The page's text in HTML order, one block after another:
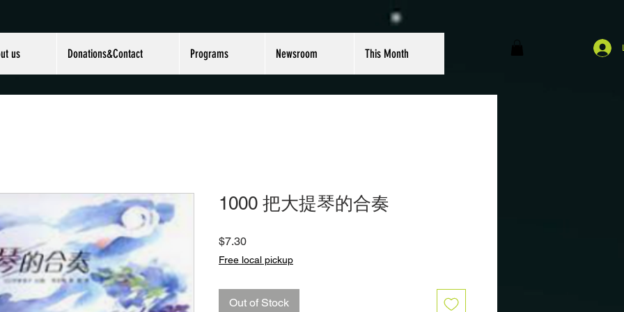
us Donations&Contact Programs Newsroom This Month
1000 把大提琴的合奏
$7.30Price
Free local pickup
Out of Stock